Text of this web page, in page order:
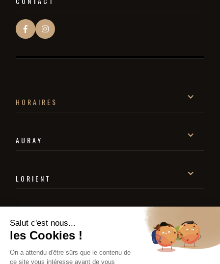
 
HORAIRES
AURAY
LORIENT
Salut c'est nous...
les Cookies !
On a attendu d'être sûrs que le contenu de
ce site vous intéresse avant de vous